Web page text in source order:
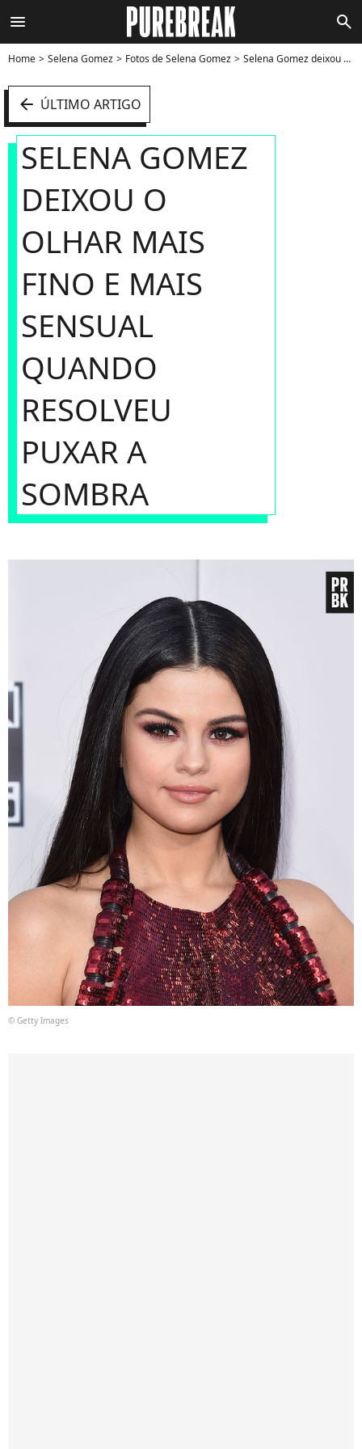
menu search
Home Selena Gomez Fotos de Selena Gomez Selena Gomez deixou o olhar mais fino e mais sensual quando resolveu puxar a sombra - Foto
arrow_left ÚLTIMO ARTIGO
SELENA GOMEZ
DEIXOU O
OLHAR MAIS
FINO E MAIS
SENSUAL
QUANDO
RESOLVEU
PUXAR A
SOMBRA
© Getty Images